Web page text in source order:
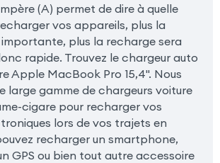
(A) permet de dire à quelle
vos appareils, plus la
plus la recharge sera
rapide. Trouvez le chargeur auto
Apple MacBook Pro 15,4". Nous
large gamme de chargeurs voiture
cigare pour recharger vos
lors de vos trajets en
recharger un smartphone,
GPS ou bien tout autre accessoire